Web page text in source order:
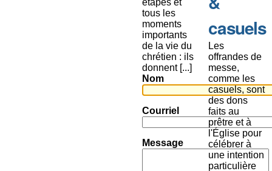
étapes et
tous les
moments
importants
de la vie du
chrétien : ils
donnent [...]
Nom
Courriel
Message
casuels
Les
offrandes de
messe,
comme les
casuels, sont
des dons
faits au
prêtre et à
l'Église pour
célébrer à
une intention
particulière